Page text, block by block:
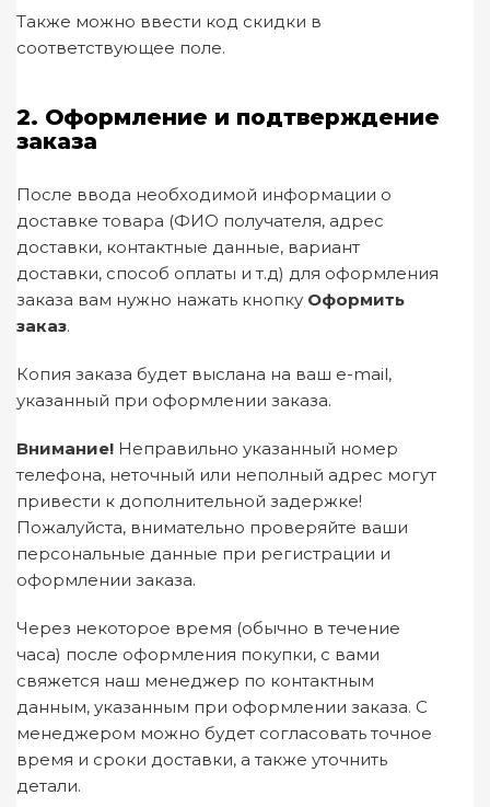
Также можно ввести код скидки в
соответствующее поле.
2. Оформление и подтверждение
заказа
После ввода необходимой информации о
доставке товара (ФИО получателя, адрес
доставки, контактные данные, вариант
доставки, способ оплаты и т.д) для оформления
заказа вам нужно нажать кнопку Оформить
заказ.
Копия заказа будет выслана на ваш e-mail,
указанный при оформлении заказа.
Внимание! Неправильно указанный номер
телефона, неточный или неполный адрес могут
привести к дополнительной задержке!
Пожалуйста, внимательно проверяйте ваши
персональные данные при регистрации и
оформлении заказа.
Через некоторое время (обычно в течение
часа) после оформления покупки, с вами
свяжется наш менеджер по контактным
данным, указанным при оформлении заказа. С
менеджером можно будет согласовать точное
время и сроки доставки, а также уточнить
детали.